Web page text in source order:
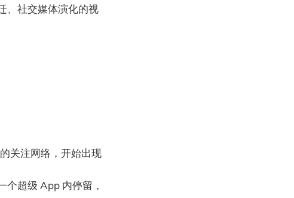
、社交媒体演化的视
关注网络，开始出现
超级 App 内停留，